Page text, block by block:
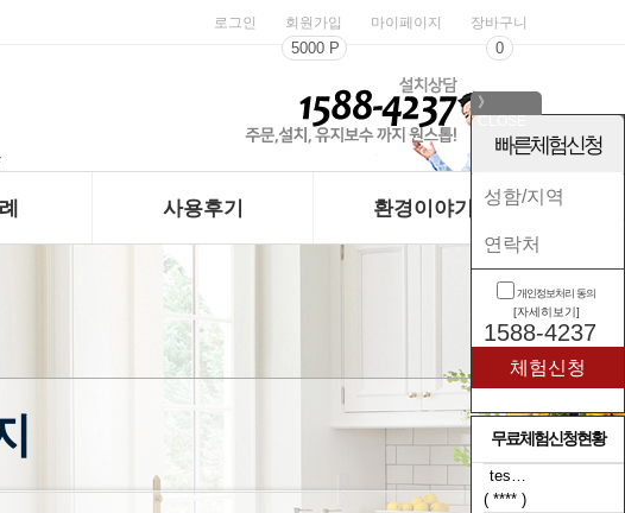
로그인 회원가입
5000 P
마이페이지 장바구니
0
사용후기 환경이야기
》
빠른체험신청
개인정보처리 동의
[자세히보기]
1588-4237
무료체험신청현황
tes…
( **** )